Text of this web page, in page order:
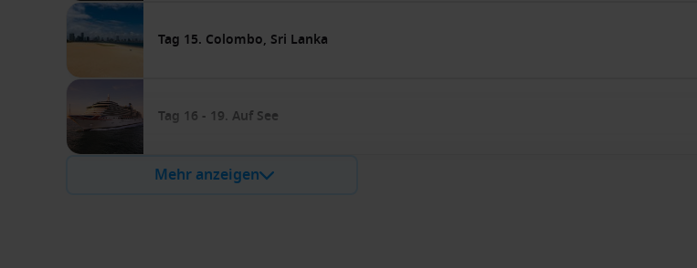
Tag 15. Colombo, Sri Lanka
Tag 16 - 19. Auf See
Mehr anzeigen